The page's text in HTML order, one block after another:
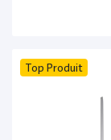
Top Produit